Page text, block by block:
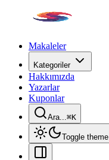
Makaleler
Kategoriler
Hakkımızda
Yazarlar
Kuponlar
Ara...⌘K
Toggle theme